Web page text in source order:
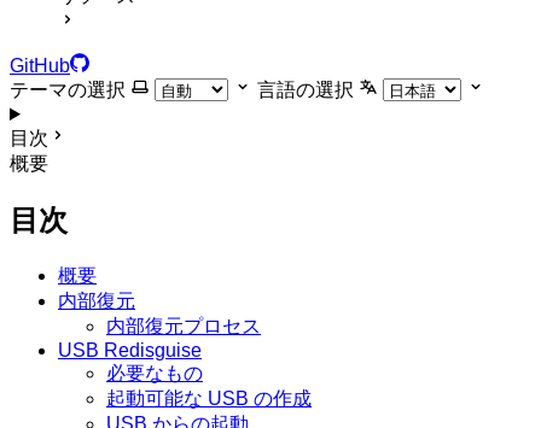
GitHub
テーマの選択
言語の選択
目次
概要
目次
概要
内部復元
内部復元プロセス
USB Redisguise
必要なもの
起動可能な USB の作成
USB からの起動